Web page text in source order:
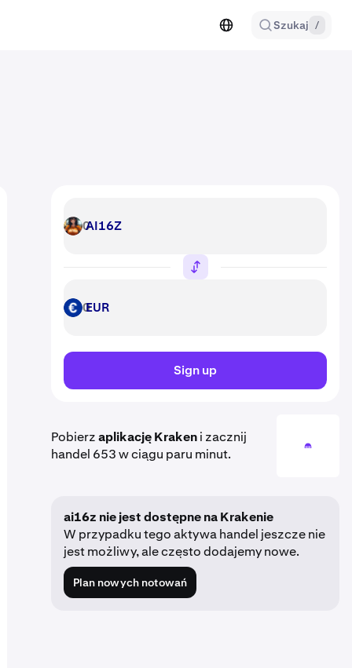
Szukaj /
AI16Z AI16Z
EUR EUR
Sign up
Pobierzaplikację Krakeni zacznij
handel 653 w ciągu paru minut.
ai16z nie jest dostępne na Krakenie
W przypadku tego aktywa handel jeszcze nie
jest możliwy, ale często dodajemy nowe.
Plan nowych notowań